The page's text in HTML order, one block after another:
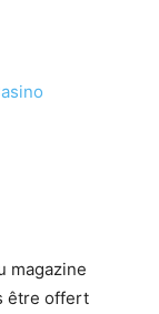
magazine
être offert